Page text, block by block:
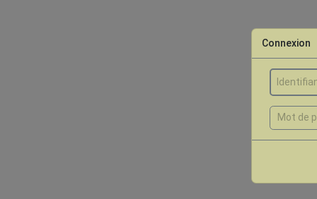
Connexion